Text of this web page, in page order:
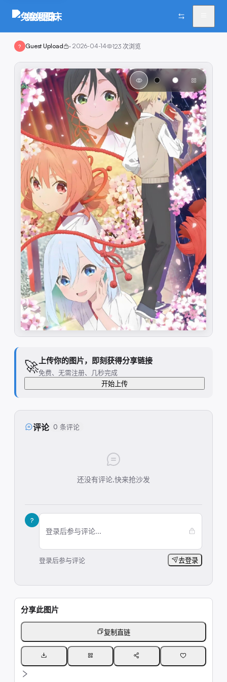
兔兔图床
? Guest Upload · 2026-04-14 123 次浏览
🚀上传你的图片，即刻获得分享链接
免费、无需注册、几秒完成
开始上传
评论 0 条评论
还没有评论,快来抢沙发
?
登录后参与评论...
登录后参与评论 去登录
分享此图片
复制直链